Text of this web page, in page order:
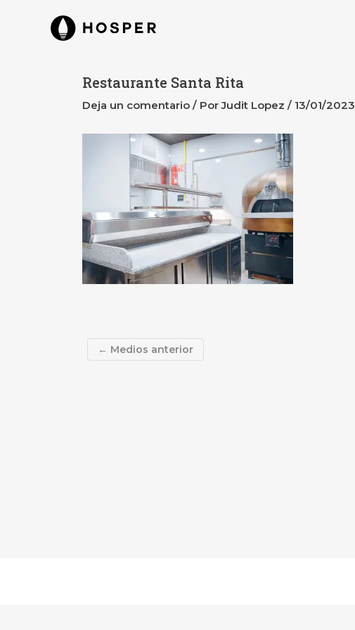
contenido
Restaurante Santa Rita
Deja un comentario / PorJudit Lopez / 13/01/2023
de
← Medios anterior